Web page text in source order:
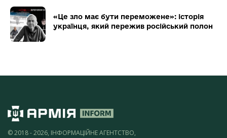
«Це зло має бути переможене»: історія
українця, який пережив російський полон
© 2018 - 2026, ІНФОРМАЦІЙНЕ АГЕНТСТВО,